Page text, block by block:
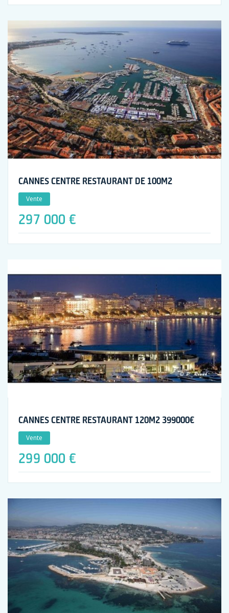
CANNES CENTRE RESTAURANT DE 100M2
Vente
297 000 €
CANNES CENTRE RESTAURANT 120M2 399000€
Vente
299 000 €